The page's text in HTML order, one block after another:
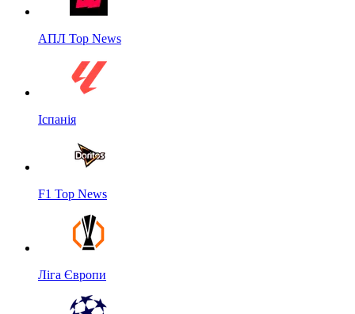
АПЛ Top News
Іспанія
F1 Top News
Ліга Європи